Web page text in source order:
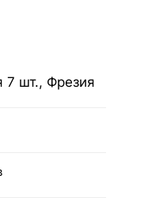
7 шт., Фрезия